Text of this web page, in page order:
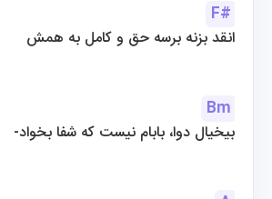
F#
انقد بزنه برسه حق و کامل به همش
Bm
-بیخیال دوا، بابام نیست که شفا بخواد